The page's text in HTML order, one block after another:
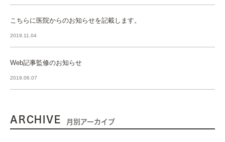
こちらに医院からのお知らせを記載します。
2019.11.04
Web記事監修のお知らせ
2019.06.07
ARCHIVE 月別アーカイブ